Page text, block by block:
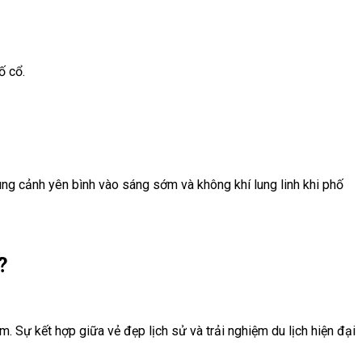
cổ.
cảnh yên bình vào sáng sớm và không khí lung linh khi phố
Sự kết hợp giữa vẻ đẹp lịch sử và trải nghiệm du lịch hiện đại